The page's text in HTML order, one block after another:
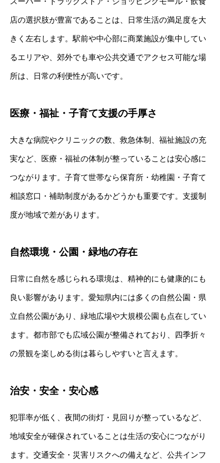
店の選択肢が豊富であることは、日常生活の満足度を大
きく左右します。駅前や中心部に商業施設が集中してい
るエリアや、郊外でも車や公共交通でアクセス可能な場
所は、日常の利便性が高いです。
医療・福祉・子育て支援の手厚さ
大きな病院やクリニックの数、救急体制、福祉施設の充
実など、医療・福祉の体制が整っていることは安心感に
つながります。子育て世帯なら保育所・幼稚園・子育て
相談窓口・補助制度があるかどうかも重要です。支援制
度が地域で差があります。
自然環境・公園・緑地の存在
日常に自然を感じられる環境は、精神的にも健康的にも
良い影響があります。愛知県内には多くの自然公園・県
立自然公園があり、緑地広場や大規模公園も点在してい
ます。都市部でも広域公園が整備されており、四季折々
の景観を楽しめる街は暮らしやすいと言えます。
治安・安全・安心感
犯罪率が低く、夜間の街灯・見回りが整っているなど、
地域安全が確保されていることは生活の安心につながり
ます。交通安全・災害リスクへの備えなど、公共インフ